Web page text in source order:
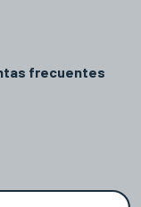
frecuentes